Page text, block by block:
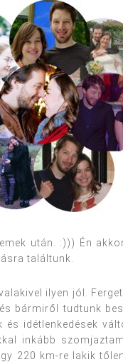
után. :))) Én
találtunk.
ilyen jól.
bármiről tudtunk
idétlenkedések
inkább
220 km-re lakik